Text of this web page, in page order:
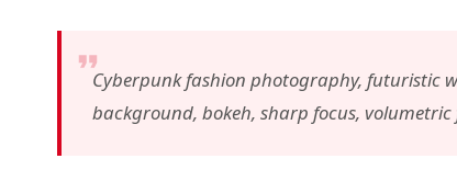
Cyberpunk fashion photography, futuristic
background, bokeh, sharp focus,